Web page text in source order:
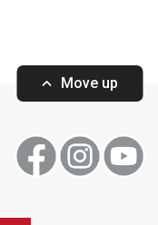
Move up